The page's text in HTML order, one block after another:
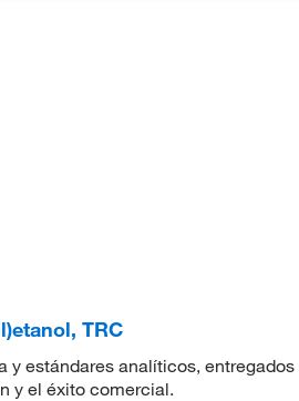
TRC
y estándares analíticos,
y el éxito comercial.